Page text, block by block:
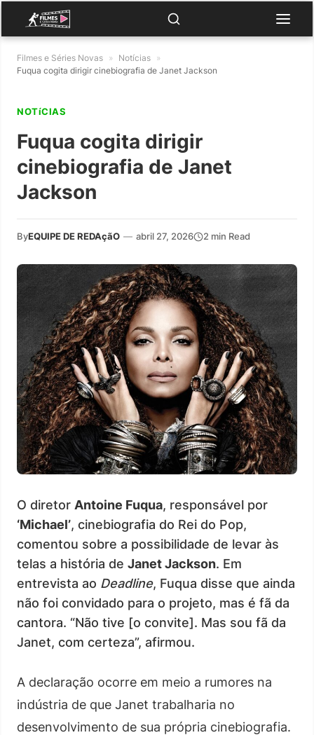
Filmes e Séries Novas » Notícias »
Fuqua cogita dirigir cinebiografia de Janet Jackson
NOTíCIAS
Fuqua cogita dirigir
cinebiografia de Janet
Jackson
ByEQUIPE DE REDAçãO — abril 27, 2026 2 min Read
O diretor Antoine Fuqua, responsável por
‘Michael’, cinebiografia do Rei do Pop,
comentou sobre a possibilidade de levar às
telas a história de Janet Jackson. Em
entrevista ao Deadline, Fuqua disse que ainda
não foi convidado para o projeto, mas é fã da
cantora. “Não tive [o convite]. Mas sou fã da
Janet, com certeza”, afirmou.
A declaração ocorre em meio a rumores na
indústria de que Janet trabalharia no
desenvolvimento de sua própria cinebiografia.